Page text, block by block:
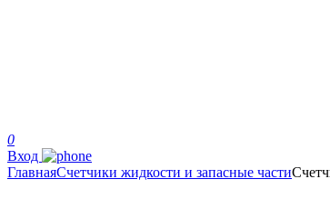
0
Вход
ГлавнаяСчетчики жидкости и запасные части